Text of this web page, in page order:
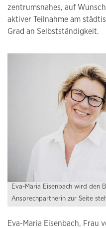
zentrumsnahes, auf
aktiver Teilnahme am
Grad an Selbstständigkeit.
Eva-Maria Eisenbach wird den
Ansprechpartnerin zur Seite
Eva-Maria Eisenbach, Frau